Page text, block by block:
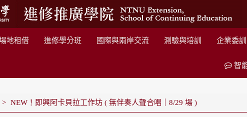
地租借 進修學分班 國際與兩岸交流 測驗與培訓 企業委訓
智
NEW！即興阿卡貝拉工作坊 ( 無伴奏人聲合唱｜8/29 場 )